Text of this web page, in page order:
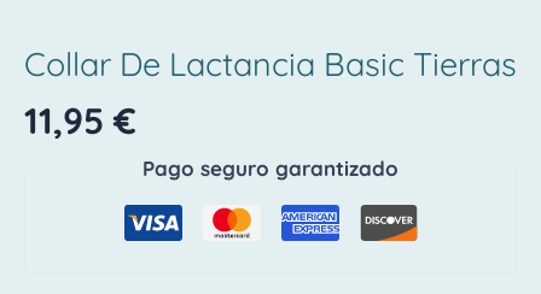
Collar De Lactancia Basic Tierras
11,95€
Pago seguro garantizado